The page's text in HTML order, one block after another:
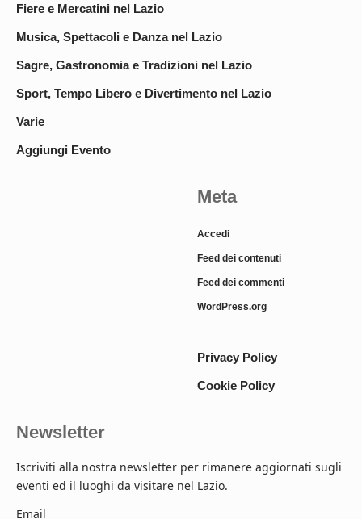
Fiere e Mercatini nel Lazio
Musica, Spettacoli e Danza nel Lazio
Sagre, Gastronomia e Tradizioni nel Lazio
Sport, Tempo Libero e Divertimento nel Lazio
Varie
Aggiungi Evento
Meta
Accedi
Feed dei contenuti
Feed dei commenti
WordPress.org
Privacy Policy
Cookie Policy
Newsletter
Iscriviti alla nostra newsletter per rimanere aggiornati sugli
eventi ed il luoghi da visitare nel Lazio.
Email